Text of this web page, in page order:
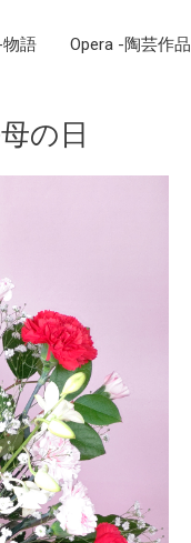
語 Opera -陶芸作品
の日